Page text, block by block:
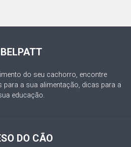
BELPATT
do seu cachorro, encontre
a sua alimentação, dicas para a
educação.
DO CÃO